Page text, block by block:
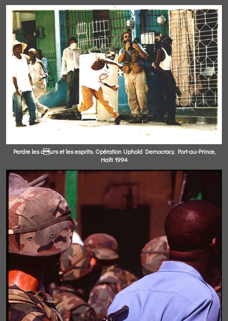
Perdre les curs et les esprits. Opération Uphold Democracy. Port-au-Prince,
Haïti 1994